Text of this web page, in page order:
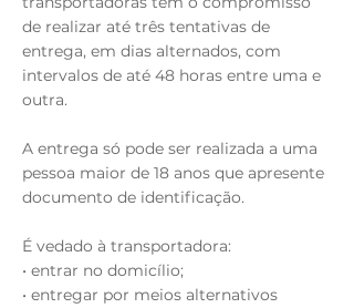
de realizar até três tentativas de
entrega, em dias alternados, com
intervalos de até 48 horas entre uma e
outra.
A entrega só pode ser realizada a uma
pessoa maior de 18 anos que apresente
documento de identificação.
É vedado à transportadora:
• entrar no domicílio;
• entregar por meios alternativos